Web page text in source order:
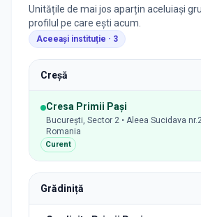
Unitățile de mai jos aparțin aceluiași
profilul pe care ești acum.
Aceeași instituție · 3
Creșă
Cresa Primii Pași
București, Sector 2 • Aleea Sucidava
Romania
Curent
Grădiniță